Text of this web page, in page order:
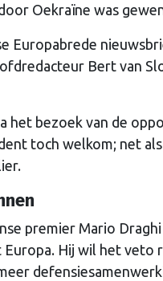
Oekraïne was
Europabrede
Bert van
het bezoek van de
toch welkom; net
premier Mario
Europa. Hij wil het veto